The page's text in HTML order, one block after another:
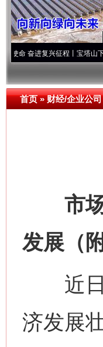
程丨宝塔山下好光景.. ·[视频]因
首页»财经/企业公司
市场
发展（
近日
济发展